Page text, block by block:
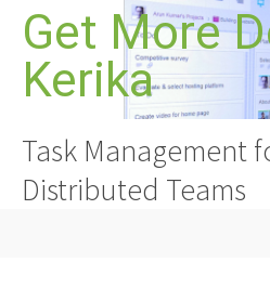
Liigu
sisu
juurde
Get More
Kerika
Task Management
Distributed Teams